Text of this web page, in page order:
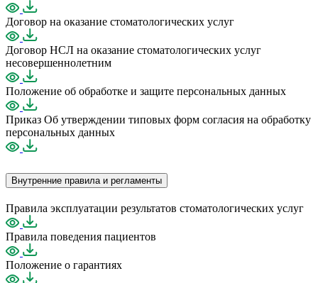
Договор на оказание стоматологических услуг
Договор НСЛ на оказание стоматологических услуг
несовершеннолетним
Положение об обработке и защите персональных данных
Приказ Об утверждении типовых форм согласия на обработку
персональных данных
Внутренние правила и регламенты
Правила эксплуатации результатов стоматологических услуг
Правила поведения пациентов
Положение о гарантиях